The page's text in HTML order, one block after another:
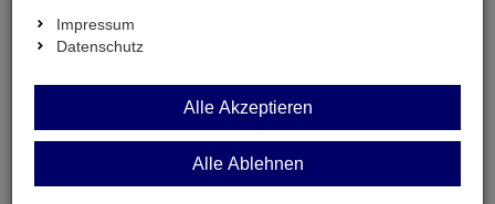
TAE6F-K
TAE-Telefon-Kupplung 6-pol. F-kodiert
Impressum
Datenschutz
Alle Akzeptieren
Alle Ablehnen